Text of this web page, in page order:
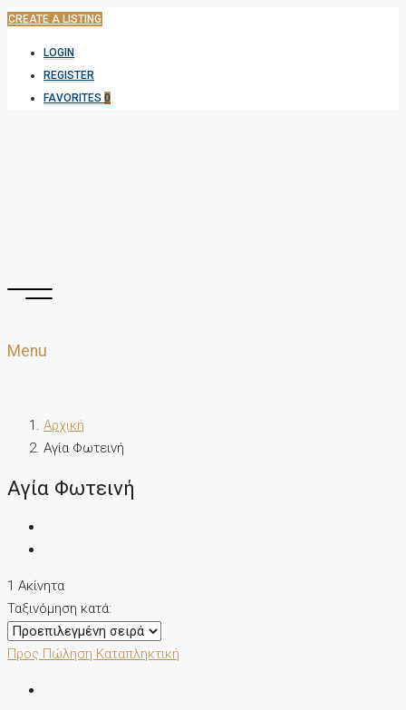
CREATE A LISTING
LOGIN
REGISTER
FAVORITES 0
Menu
Αρχική
Αγία Φωτεινή
Αγία Φωτεινή
1 Ακίνητα
Ταξινόμηση κατά:
Προς Πώληση Καταπληκτική